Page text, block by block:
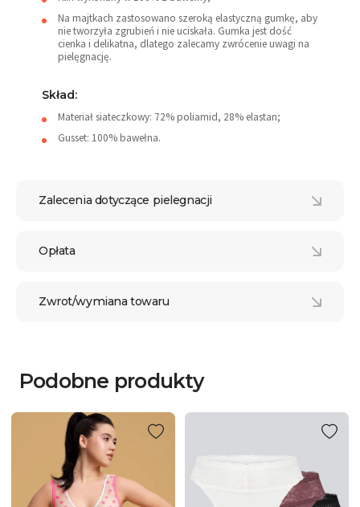
Na majtkach zastosowano szeroką elastyczną gumkę, aby
nie tworzyła zgrubień i nie uciskała. Gumka jest dość
cienka i delikatna, dlatego zalecamy zwrócenie uwagi na
pielęgnację.
Skład:
Materiał siateczkowy: 72% poliamid, 28% elastan;
Gusset: 100% bawełna.
Zalecenia dotyczące pielegnacji
Opłata
Zwrot/wymiana towaru
Podobne produkty